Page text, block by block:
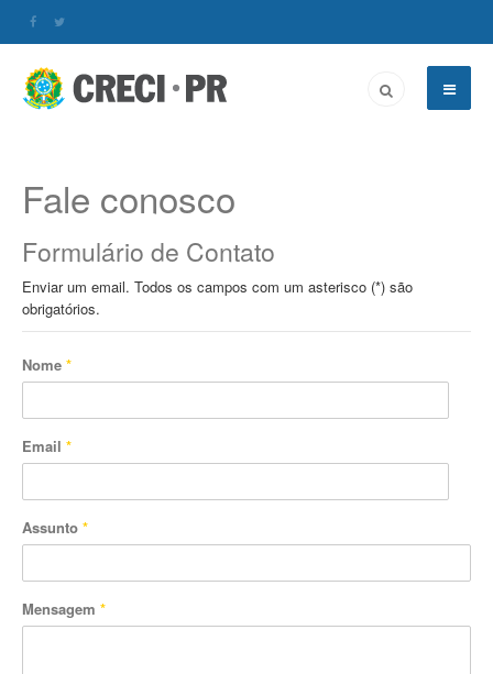
Fale conosco
Formulário de Contato
Enviar um email. Todos os campos com um asterisco (*) são
obrigatórios.
Nome *
Email *
Assunto *
Mensagem *